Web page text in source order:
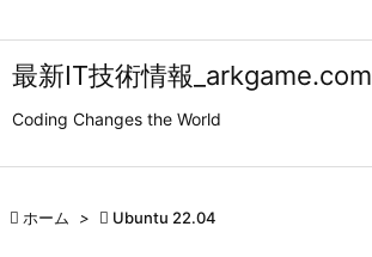
最新IT技術情報_arkgame.com
Coding Changes the World
 ホーム >  Ubuntu 22.04